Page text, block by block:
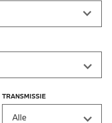
TRANSMISSIE
Alle